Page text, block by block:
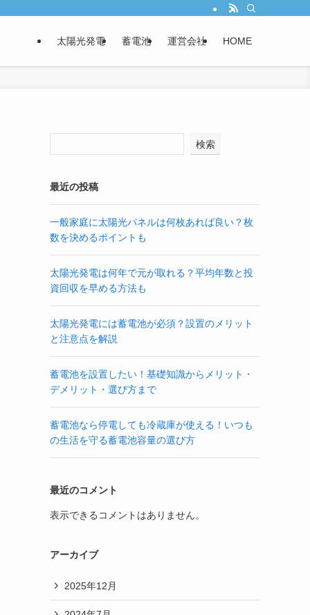
太陽光発電 蓄電池 運営会社 HOME
検索
最近の投稿
一般家庭に太陽光パネルは何枚あれば良い？枚
数を決めるポイントも
太陽光発電は何年で元が取れる？平均年数と投
資回収を早める方法も
太陽光発電には蓄電池が必須？設置のメリット
と注意点を解説
蓄電池を設置したい！基礎知識からメリット・
デメリット・選び方まで
蓄電池なら停電しても冷蔵庫が使える！いつも
の生活を守る蓄電池容量の選び方
最近のコメント
表示できるコメントはありません。
アーカイブ
2025年12月